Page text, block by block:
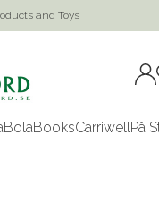
and Toys
BolaBooksCarriwellPå